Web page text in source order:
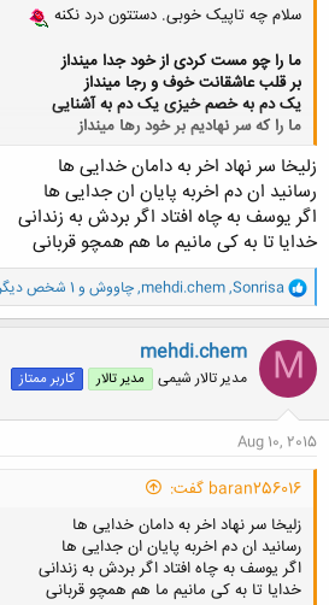
سلام چه تاپیک خوبی. دستتون درد نکنه
ما را چو مست کردی از خود جدا مینداز
بر قلب عاشقانت خوف و رجا مینداز
یک دم به خصم خیزی یک دم به آشنایی
ما را که سر نهادیم بر خود رها مینداز
کلیک کنید تا باز شود...
زلیخا سر نهاد اخر به دامان خدایی ها
رسانید ان دم اخربه پایان ان جدایی ها
اگر یوسف به چاه افتاد اگر بردش به زندانی
خدایا تا به کی مانیم ما هم همچو قربانی
و
ا
ک
ن
ش
ه
ا
Sonrisa
,
mehdi.chem
,چاووش و 1 شخص دیگر
M
mehdi.chem
مدیر تالار شیمی مدیر تالار کاربر ممتاز
Aug 10, 2015
baran256016 گفت:
زلیخا سر نهاد اخر به دامان خدایی ها
رسانید ان دم اخربه پایان ان جدایی ها
اگر یوسف به چاه افتاد اگر بردش به زندانی
خدایا تا به کی مانیم ما هم همچو قربانی